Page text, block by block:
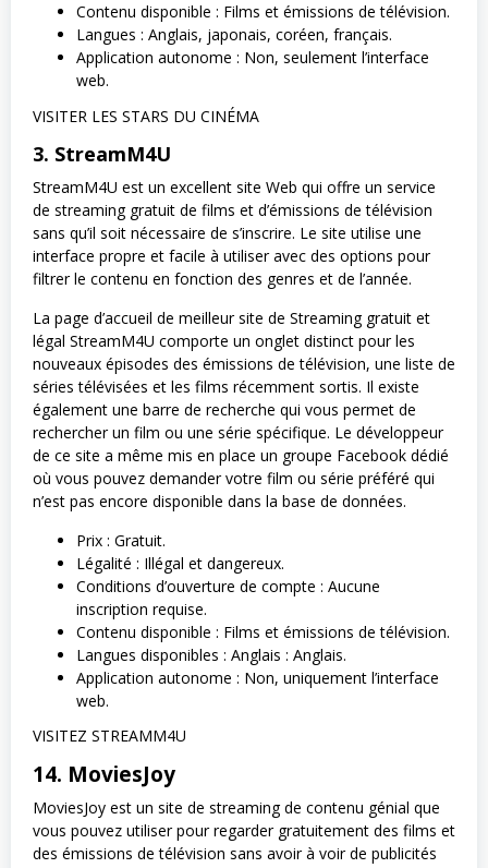
Contenu disponible : Films et émissions de télévision.
Langues : Anglais, japonais, coréen, français.
Application autonome : Non, seulement l’interface
web.
VISITER LES STARS DU CINÉMA
3. StreamM4U
StreamM4U est un excellent site Web qui offre un service
de streaming gratuit de films et d’émissions de télévision
sans qu’il soit nécessaire de s’inscrire. Le site utilise une
interface propre et facile à utiliser avec des options pour
filtrer le contenu en fonction des genres et de l’année.
La page d’accueil de meilleur site de Streaming gratuit et
légal StreamM4U comporte un onglet distinct pour les
nouveaux épisodes des émissions de télévision, une liste de
séries télévisées et les films récemment sortis. Il existe
également une barre de recherche qui vous permet de
rechercher un film ou une série spécifique. Le développeur
de ce site a même mis en place un groupe Facebook dédié
où vous pouvez demander votre film ou série préféré qui
n’est pas encore disponible dans la base de données.
Prix : Gratuit.
Légalité : Illégal et dangereux.
Conditions d’ouverture de compte : Aucune
inscription requise.
Contenu disponible : Films et émissions de télévision.
Langues disponibles : Anglais : Anglais.
Application autonome : Non, uniquement l’interface
web.
VISITEZ STREAMM4U
14. MoviesJoy
MoviesJoy est un site de streaming de contenu génial que
vous pouvez utiliser pour regarder gratuitement des films et
des émissions de télévision sans avoir à voir de publicités